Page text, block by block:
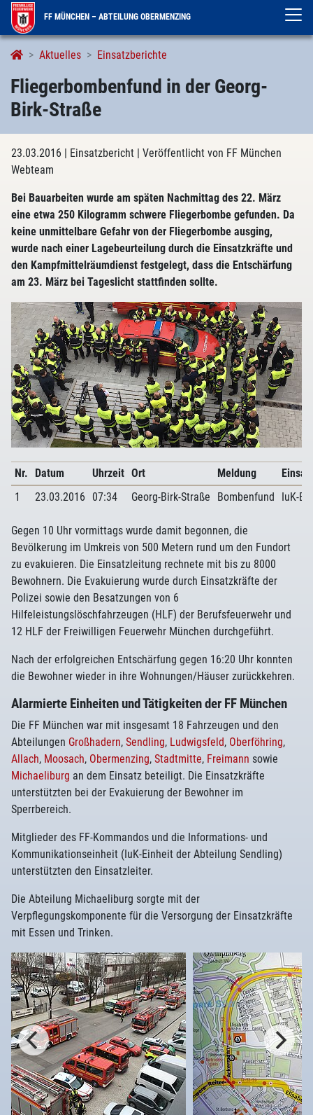
FF MÜNCHEN – ABTEILUNG OBERMENZING
Aktuelles Einsatzberichte
Fliegerbombenfund in der Georg-
Birk-Straße
23.03.2016 | Einsatzbericht | Veröffentlicht von FF München
Webteam
Bei Bauarbeiten wurde am späten Nachmittag des 22. März
eine etwa 250 Kilogramm schwere Fliegerbombe gefunden. Da
keine unmittelbare Gefahr von der Fliegerbombe ausging,
wurde nach einer Lagebeurteilung durch die Einsatzkräfte und
den Kampfmittelräumdienst festgelegt, dass die Entschärfung
am 23. März bei Tageslicht stattfinden sollte.
Nr. Datum Uhrzeit Ort Meldung
1
23.03.2016 07:34 Georg-Birk-Straße Bombenfund IuK-
Gegen 10 Uhr vormittags wurde damit begonnen, die
Bevölkerung im Umkreis von 500 Metern rund um den Fundort
zu evakuieren. Die Einsatzleitung rechnete mit bis zu 8000
Bewohnern. Die Evakuierung wurde durch Einsatzkräfte der
Polizei sowie den Besatzungen von 6
Hilfeleistungslöschfahrzeugen (HLF) der Berufsfeuerwehr und
12 HLF der Freiwilligen Feuerwehr München durchgeführt.
Nach der erfolgreichen Entschärfung gegen 16:20 Uhr konnten
die Bewohner wieder in ihre Wohnungen/Häuser zurückkehren.
Alarmierte Einheiten und Tätigkeiten der FF München
Die FF München war mit insgesamt 18 Fahrzeugen und den
Abteilungen Großhadern, Sendling, Ludwigsfeld, Oberföhring,
Allach, Moosach, Obermenzing, Stadtmitte, Freimann sowie
Michaeliburg an dem Einsatz beteiligt. Die Einsatzkräfte
unterstützten bei der Evakuierung der Bewohner im
Sperrbereich.
Mitglieder des FF-Kommandos und die Informations- und
Kommunikationseinheit (IuK-Einheit der Abteilung Sendling)
unterstützten den Einsatzleiter.
Die Abteilung Michaeliburg sorgte mit der
Verpflegungskomponente für die Versorgung der Einsatzkräfte
mit Essen und Trinken.